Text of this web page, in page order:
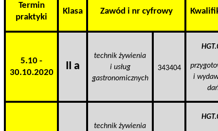
Termin
praktyki
Klasa Zawód i nr cyfrowy
5.10 -
30.10.2020
II a
technik żywienia
i usług
gastronomicznych
343404
i
technik żywienia